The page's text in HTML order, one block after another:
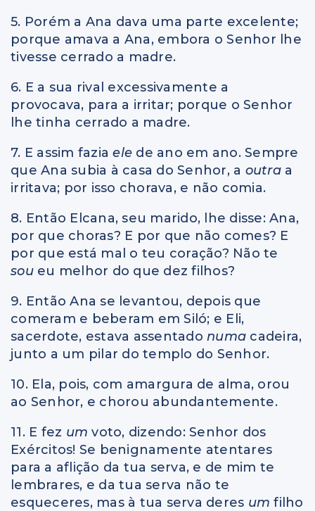
5. Porém a Ana dava uma parte excelente;
porque amava a Ana, embora o Senhor lhe
tivesse cerrado a madre.
6. E a sua rival excessivamente a
provocava, para a irritar; porque o Senhor
lhe tinha cerrado a madre.
7. E assim faziaele de ano em ano. Sempre
que Ana subia à casa do Senhor, a outra a
irritava; por isso chorava, e não comia.
8. Então Elcana, seu marido, lhe disse: Ana,
por que choras? E por que não comes? E
por que está mal o teu coração? Não te
sou eu melhor do que dez filhos?
9. Então Ana se levantou, depois que
comeram e beberam em Siló; e Eli,
sacerdote, estava assentado numa cadeira,
junto a um pilar do templo do Senhor.
10. Ela, pois, com amargura de alma, orou
ao Senhor, e chorou abundantemente.
11. E fez umvoto, dizendo: Senhor dos
Exércitos! Se benignamente atentares
para a aflição da tua serva, e de mim te
lembrares, e da tua serva não te
esqueceres, mas à tua serva deres umfilho